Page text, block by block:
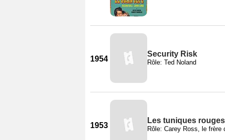
1954
Security Risk
Rôle: Ted Noland
1953
Les tuniques rouges
Rôle: Carey Ross, le frère